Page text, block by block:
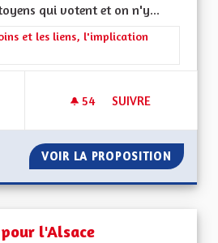
qui votent et on n'y...
la catégorie : Les solidarités, les soins
et les liens, l'implication
54 54 ABONNÉS
SUIVRE
VOIR LA PROPOSITION POUR
l'Alsace